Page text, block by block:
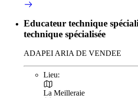
Educateur technique
technique spécialisée
ADAPEI ARIA DE VENDEE
Lieu:
La Meilleraie